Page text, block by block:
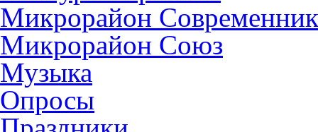
Микрорайон Современник
Микрорайон Союз
Музыка
Опросы